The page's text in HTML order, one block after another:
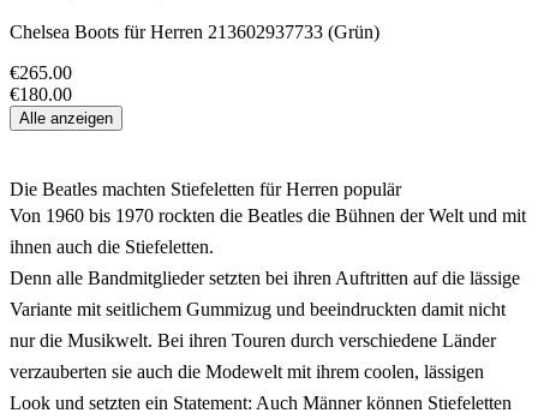
Chelsea Boots für Herren 213602937733 (Grün)
€265.00
€180.00
Alle anzeigen
Die Beatles machten Stiefeletten für Herren populär
Von 1960 bis 1970 rockten die Beatles die Bühnen der Welt und mit
ihnen auch die Stiefeletten.
Denn alle Bandmitglieder setzten bei ihren Auftritten auf die lässige
Variante mit seitlichem Gummizug und beeindruckten damit nicht
nur die Musikwelt. Bei ihren Touren durch verschiedene Länder
verzauberten sie auch die Modewelt mit ihrem coolen, lässigen
Look und setzten ein Statement: Auch Männer können Stiefeletten